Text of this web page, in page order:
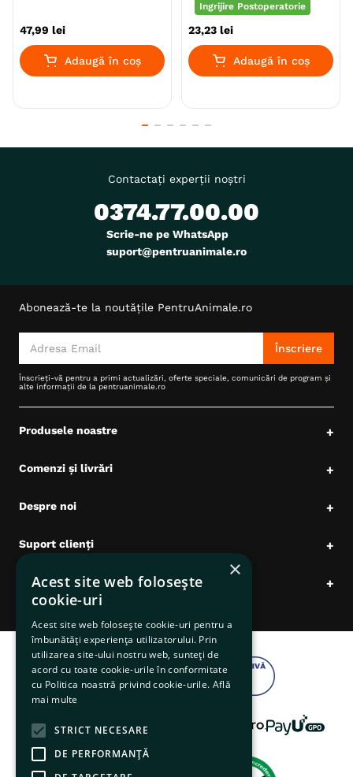
47,99 lei
Adaugă în coș
Ingrijire Postoperatorie
23,23 lei
Adaugă în coș
Contactați experții noștri
0374.77.00.00
Scrie-ne pe WhatsApp
suport@pentruanimale.ro
Abonează-te la noutățile PentruAnimale.ro
Înscriere
Înscrieți-vă pentru a primi actualizări, oferte speciale, comunicări de program și
alte informații de la pentruanimale.ro
Produsele noastre +
Comenzi și livrări +
Despre noi +
Suport clienți +
Date comerciale +
×
Acest site web folosește
cookie-uri
Acest site web folosește cookie-uri pentru a
îmbunătăți experiența utilizatorului. Prin
utilizarea site-ului nostru web, sunteți de
acord cu toate cookie-urile în conformitate
cu Politica noastră privind cookie-urile. Află
mai multe
STRICT NECESARE
DE PERFORMANȚĂ